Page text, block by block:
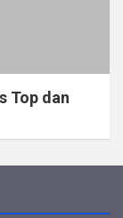
Top dan